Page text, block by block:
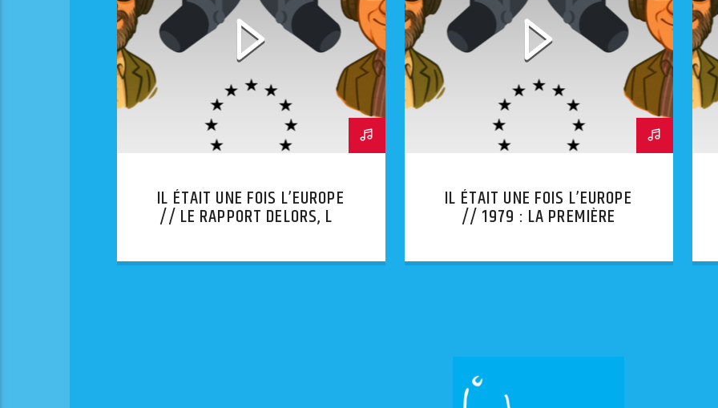
IL ÉTAIT UNE FOIS L’EUROPE
// LE RAPPORT DELORS, LA
MONNAIE UNIQUE
IL ÉTAIT UNE FOIS L’EUROPE
// 1979 : LA PREMIÈRE
EUROPÉEN AU SUFFRAGE
UNIVERSEL